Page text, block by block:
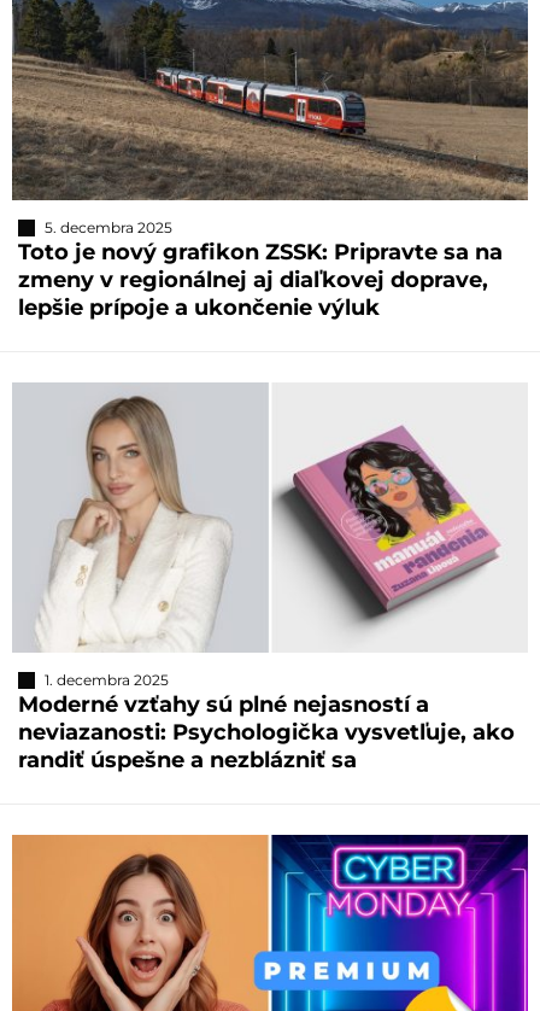
5. decembra 2025
Toto je nový grafikon ZSSK: Pripravte sa na
zmeny v regionálnej aj diaľkovej doprave,
lepšie prípoje a ukončenie výluk
1. decembra 2025
Moderné vzťahy sú plné nejasností a
neviazanosti: Psychologička vysvetľuje, ako
randiť úspešne a nezblázniť sa